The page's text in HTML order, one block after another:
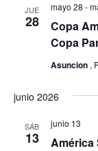
JUE
28
Copa
Copa
mayo 28 -
Asuncion ,
junio 2026
SÁB
13 América
junio 13